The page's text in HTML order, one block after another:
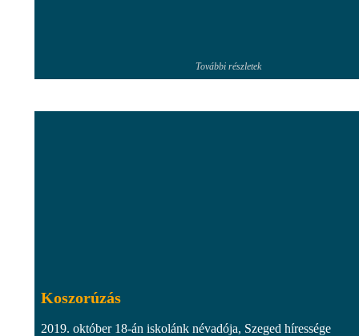
További részletek
Koszorúzás
2019. október 18-án iskolánk névadója, Szeged híressége